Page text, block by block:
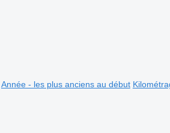
Année - les plus anciens au début